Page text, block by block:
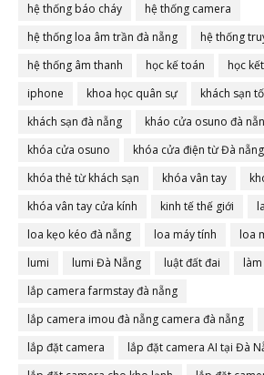
hệ thống báo cháy
hệ thống camera
hệ thống loa âm trần đà nẵng
hệ thống
hệ thống âm thanh
học kế toán
học
iphone
khoa học quân sự
khách sạn
khách sạn đà nẵng
kháo cửa osuno đà
khóa cửa osuno
khóa cửa điện từ Đà nẵng
khóa thẻ từ khách sạn
khóa vân tay
khóa vân tay cửa kính
kinh tế thế giới
loa kẹo kéo đà nẵng
loa máy tính
loa
lumi
lumi Đà Nẵng luật đất đai
lắp camera farmstay đà nẵng
lắp camera imou đà nẵng camera đà nẵng
lắp đặt camera
lắp đặt camera AI tại Đà